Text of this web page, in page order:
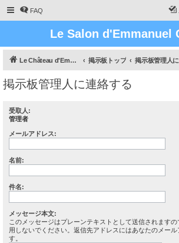
FAQ
Le Salon d'Emmanuel
Le Château d'Emmanuel Chanel 掲示板トップ 掲示板管理人
掲示板管理人に連絡する
受取人:
管理者
メールアドレス:
名前:
件名:
メッセージ本文:
このメッセージはプレーンテキストとして送信されます
用しないでください。返信先アドレスにはあなたのメー
す。